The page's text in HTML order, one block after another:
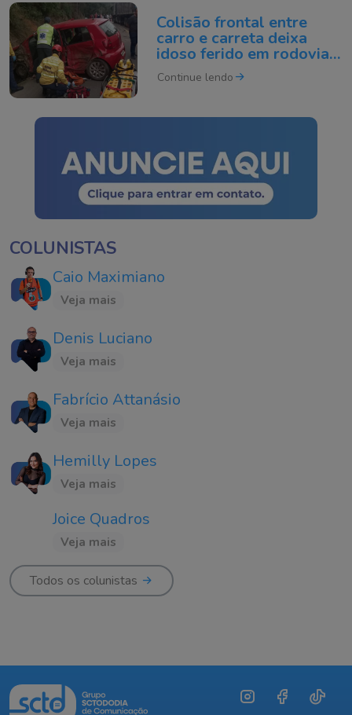
Colisão frontal entre
carro e carreta deixa
idoso ferido em rodovia
de SC
Continue lendo
COLUNISTAS
Caio Maximiano
Veja mais
Denis Luciano
Veja mais
Fabrício Attanásio
Veja mais
Hemilly Lopes
Veja mais
Joice Quadros
Veja mais
Todos os colunistas